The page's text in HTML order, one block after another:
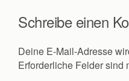
Schreibe einen
Deine E-Mail-Adresse
Erforderliche Felder sind